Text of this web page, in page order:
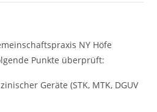
NY Höfe
Punkte überprüft:
Geräte (STK, MTK, DGUV